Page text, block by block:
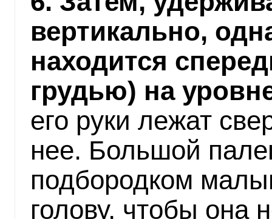
вертикально,
находится
грудью) на
его руки лежат
нее. Большой
подбородком
голову, чтобы она